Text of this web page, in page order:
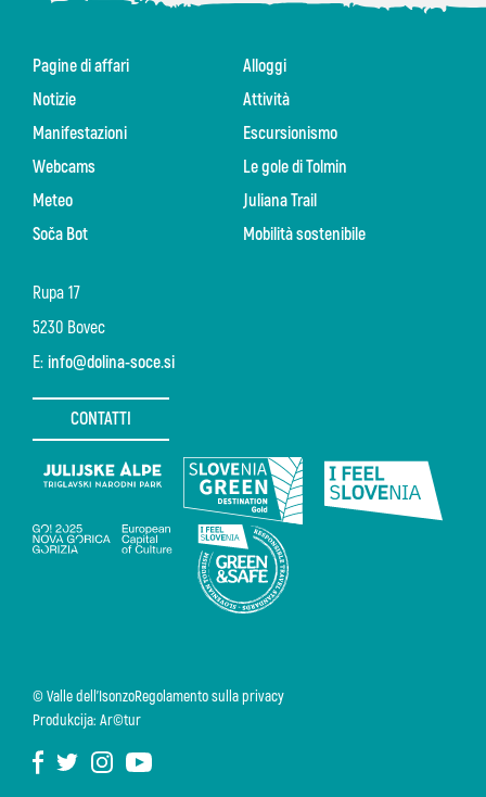
Rupa 17
5230 Bovec
E: info@dolina-soce.si
CONTATTI
Pagine di affari
Notizie
Manifestazioni
Webcams
Meteo
Soča Bot
Alloggi
Attività
Escursionismo
Le gole di Tolmin
Juliana Trail
Mobilità sostenibile
© Valle dell'IsonzoRegolamento sulla privacy
Produkcija: Ar©tur